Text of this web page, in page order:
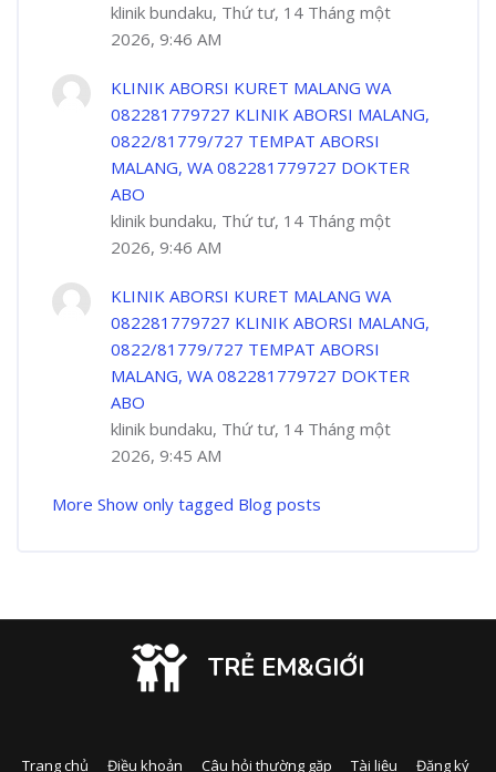
klinik bundaku, Thứ tư, 14 Tháng một
2026, 9:46 AM
KLINIK ABORSI KURET MALANG WA
082281779727 KLINIK ABORSI MALANG,
0822/81779/727 TEMPAT ABORSI
MALANG, WA 082281779727 DOKTER
ABO
klinik bundaku, Thứ tư, 14 Tháng một
2026, 9:46 AM
KLINIK ABORSI KURET MALANG WA
082281779727 KLINIK ABORSI MALANG,
0822/81779/727 TEMPAT ABORSI
MALANG, WA 082281779727 DOKTER
ABO
klinik bundaku, Thứ tư, 14 Tháng một
2026, 9:45 AM
More Show only tagged Blog posts
TRẺ EM&GIỚI
Trang chủ Điều khoản Câu hỏi thường gặp Tài liệu Đăng ký